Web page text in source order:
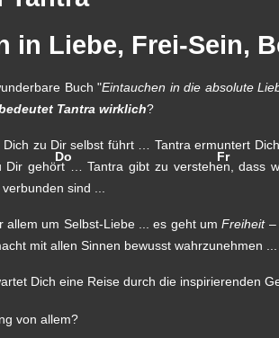
Do Fr
in Liebe, Frei-Sein,
Buch "Eintauchen in die absolute
Tantra wirklich?
zu Dir selbst führt … Tantra ermuntert
Dir gehört … Tantra gibt zu verstehen, dass
sind ...
allem um Selbst-Liebe ... es geht umFreiheit–
mit allen Sinnen bewusst wahrzunehmen ...
Dich eine Reise durch die inspirierenden
von allem?